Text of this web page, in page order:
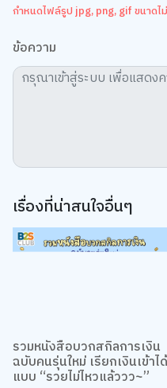
เรื่องที่น่าสนใจอื่นๆ
รวมหนังสือบวกสกิลการเงิน
ฉบับคนรุ่นใหม่ เรียกเงินเข้าได้